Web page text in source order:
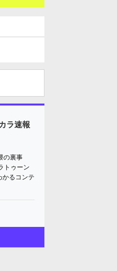
ラ速報
の裏事
トゥーン
かるコンテ